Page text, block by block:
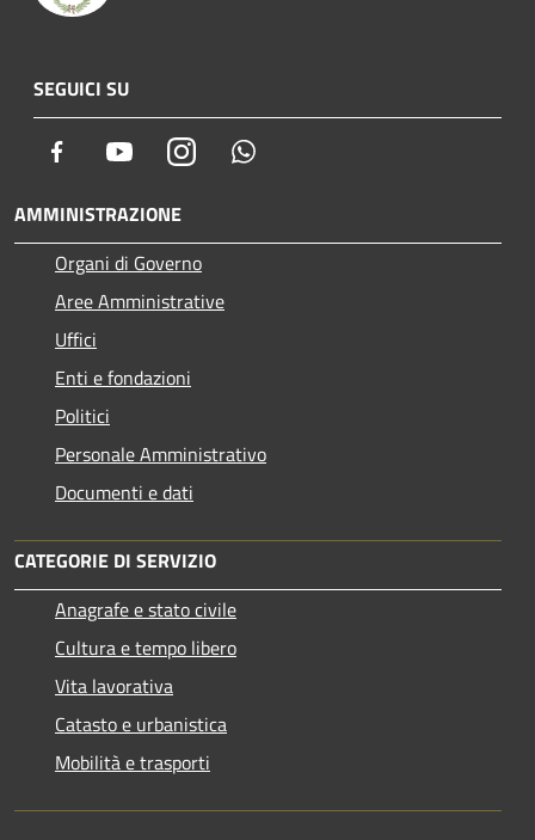
SEGUICI SU
Facebook YoutubeInstagram
AMMINISTRAZIONE
Organi di Governo
Aree Amministrative
Uffici
Enti e fondazioni
Politici
Personale Amministrativo
Documenti e dati
CATEGORIE DI SERVIZIO
Anagrafe e stato civile
Cultura e tempo libero
Vita lavorativa
Catasto e urbanistica
Mobilità e trasporti